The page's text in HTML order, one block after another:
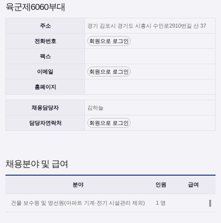
육군제6060부대
주소 경기 김포시 경기도 시흥시 수인로2910번길 산 37
전화번호 회원으로 로그인
팩스
이메일 회원으로 로그인
홈페이지
채용담당자 김하늘
담당자연락처 회원으로 로그인
채용분야 및 급여
분야 인원 급여
건물 보수원 및 영선원(아파트 기계·전기 시설관리 제외) 1 명